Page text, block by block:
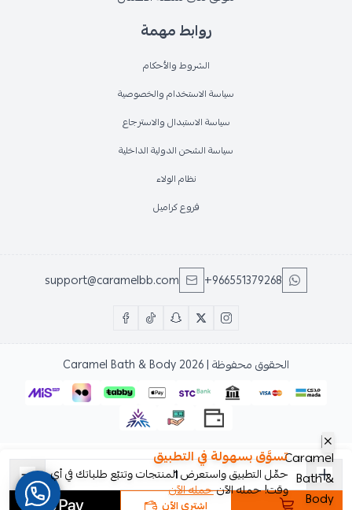
اشتري الآن
روابط مهمة
الشروط والأحكام
سياسة الاستخدام والخصوصية
سياسة الاستبدال والاسترجاع
سياسة الشحن الدولية الداخلية
نظام الولاء
فروع كراميل
+966551379268
support@caramelbb.com
الحقوق محفوظة | 2026 Caramel Bath & Body
تسوَّق بسهولة في التطبيق
حمِّل التطبيق واستعرض المنتجات وتتبّع طلباتك في أي
وقت! حمله الآنحمله الآن